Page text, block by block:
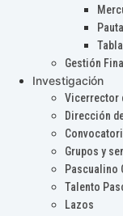
Gestión
Investigación
Vicerrector
Dirección
Grupos y
Pascualino
Talento
Lazos